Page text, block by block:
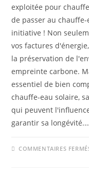
exploitée pour
de passer au
initiative ! Non
vos factures
la préservation de
empreinte carbone.
essentiel de bien
chauffe-eau solaire,
qui peuvent
garantir sa longévité.…
COMMENTAIRES